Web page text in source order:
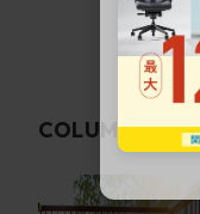
COLUMN関連